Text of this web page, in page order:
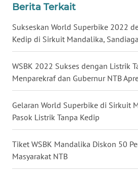
Berita Terkait
Sukseskan World Superbike 2022
Kedip di Sirkuit Mandalika,
WSBK 2022 Sukses dengan Listrik
Menparekraf dan Gubernur NTB
Gelaran World Superbike di Sirkuit
Pasok Listrik Tanpa Kedip
Tiket WSBK Mandalika Diskon 50
Masyarakat NTB
JATENG
WN
NUSANTARA
WN
JOGJA
WN